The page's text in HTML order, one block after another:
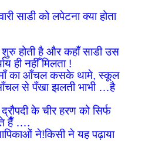
साडी को लपेटना क्या होता
शुरु होती है और कहाँ साडी उस
ही नहीँ मिलता !
माँ का आँचल कसके थामे, स्कूल
आँचल से पँखा झलती भाभी …है
के चीर हरण को सिर्फ
हैँ ….
ने!किसी ने यह पढ़ाया